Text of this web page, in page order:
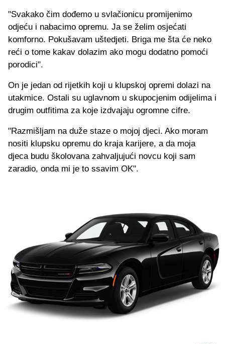
"Svakako čim dođemo u svlačionicu promijenimo
odjeću i nabacimo opremu. Ja se želim osjećati
komforno. Pokušavam uštedjeti. Briga me šta će neko
reći o tome kakav dolazim ako mogu dodatno pomoći
porodici".
On je jedan od rijetkih koji u klupskoj opremi dolazi na
utakmice. Ostali su uglavnom u skupocjenim odijelima i
drugim outfitima za koje izdvajaju ogromne cifre.
"Razmišljam na duže staze o mojoj djeci. Ako moram
nositi klupsku opremu do kraja karijere, a da moja
djeca budu školovana zahvaljujući novcu koji sam
zaradio, onda mi je to ssavim OK".